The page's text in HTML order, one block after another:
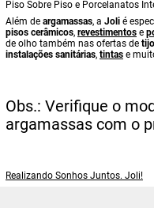
Piso Sobre Piso e Porcelanatos
Além de argamassas, a Joli é
pisos cerâmicos, revestimentos e
de olho também nas ofertas de
instalações sanitárias, tintas e
Obs.: Verifique o
argamassas com o
Realizando Sonhos Juntos. Joli!